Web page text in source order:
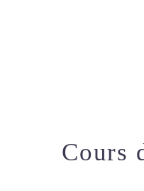
Cours